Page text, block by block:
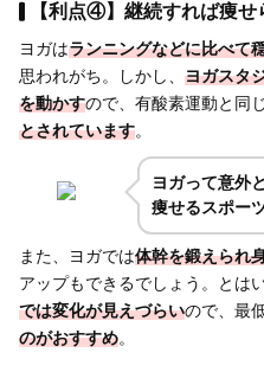
【利点④】継続すれば痩せ
ヨガはランニングなどに比べて
思われがち。しかし、 ヨガスタ
を動かすので、有酸素運動と同
とされています。
ヨガって意外
痩せるスポー
また、ヨガでは体幹を鍛えられ
アップもできるでしょう。とは
では変化が見えづらいので、最
のがおすすめ。